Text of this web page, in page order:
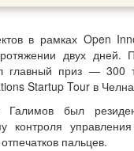
в рамках Open
двух дней.
главный приз —
Startup Tour в
был
контроля
пальцев.